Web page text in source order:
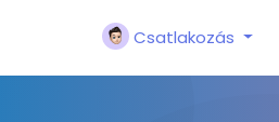
Csatlakozás